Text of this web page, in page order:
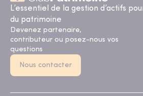
L’essentiel de la gestion d’actifs
du patrimoine
Devenez partenaire,
contributeur ou posez-nous vos
questions
Nous contacter